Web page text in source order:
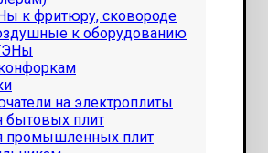
к фритюру, сковороде
к оборудованию
на электроплиты
бытовых плит
промышленных плит